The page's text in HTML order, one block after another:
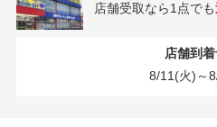
店舗受取なら1点でも
店舗到
8/11(火)～